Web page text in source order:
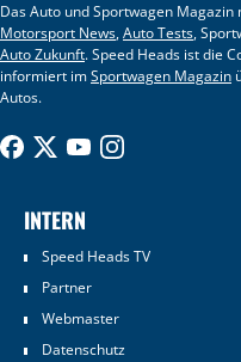
Das Auto und Sportwagen
Motorsport News,Auto Tests,
Auto Zukunft. Speed Heads ist die
informiert imSportwagen Magazin
Autos.
INTERN
Speed Heads TV
Partner
Webmaster
Datenschutz